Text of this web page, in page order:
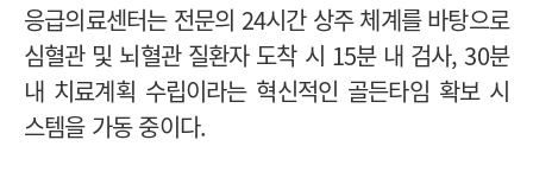
응급의료센터는 전문의 24시간 상주 체계를 바탕으로
심혈관 및 뇌혈관 질환자 도착 시 15분 내 검사, 30분
내 치료계획 수립이라는 혁신적인 골든타임 확보 시
스템을 가동 중이다.